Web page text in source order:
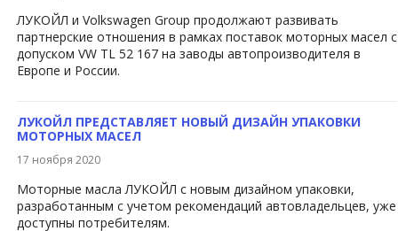
​ЛУКОЙЛ и Volkswagen Group продолжают развивать
партнерские отношения в рамках поставок моторных масел с
допуском VW TL 52 167 на заводы автопроизводителя в
Европе и России.
ЛУКОЙЛ ПРЕДСТАВЛЯЕТ НОВЫЙ ДИЗАЙН УПАКОВКИ
МОТОРНЫХ МАСЕЛ
17 ноября 2020
Моторные масла ЛУКОЙЛ с новым дизайном упаковки,
разработанным с учетом рекомендаций автовладельцев, уже
доступны потребителям.